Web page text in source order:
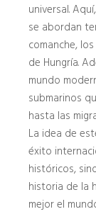
universal.
se abordan
comanche,
de Hungría.
mundo
submarinos
hasta las
La idea de
éxito
históricos,
historia de la
mejor el